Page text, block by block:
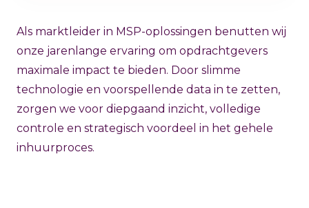
Als marktleider in MSP-oplossingen benutten wij
onze jarenlange ervaring om opdrachtgevers
maximale impact te bieden. Door slimme
technologie en voorspellende data in te zetten,
zorgen we voor diepgaand inzicht, volledige
controle en strategisch voordeel in het gehele
inhuurproces.